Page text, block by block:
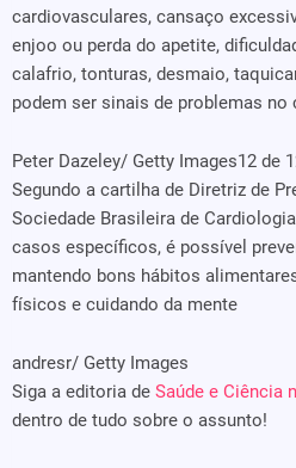
cardiovasculares, cansaço
enjoo ou perda do apetite,
calafrio, tonturas, desmaio,
podem ser sinais de problemas no
Peter Dazeley/ Getty Images12 de
Segundo a cartilha de Diretriz de
Sociedade Brasileira de
casos específicos, é possível
mantendo bons hábitos
físicos e cuidando da mente
andresr/ Getty Images
Siga a editoria de Saúde e Ciência
dentro de tudo sobre o assunto!